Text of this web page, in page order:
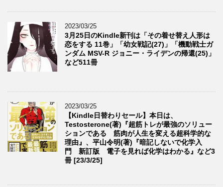
2023/03/25
3月25日のKindle新刊は「その着せ替え人形は
恋をする 11巻」「幼女戦記(27)」「機動戦士ガ
ンダム MSV-R ジョニー・ライデンの帰還(25)」
など511冊
2023/03/25
【Kindle日替わりセール】本日は、
Testosterone(著)『超筋トレが最強のソリュー
ションである 筋肉が人生を変える超科学的な
理由』、平山令明(著)『暗記しないで化学入
門 新訂版 電子を見れば化学はわかる』など3
冊 [23/3/25]